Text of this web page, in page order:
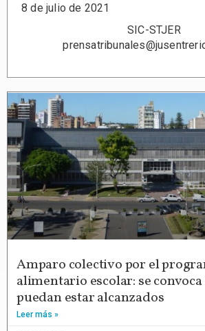
8 de julio de 2021
SIC-STJER
Amparo colectivo por el
alimentario escolar: se
puedan estar alcanzados
Leer más »